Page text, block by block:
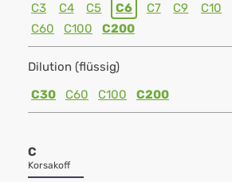
C3 C4 C5 C6 C7 C9 C10
C60
C100 C200
Dilution (flüssig)
C30
C60 C100 C200
C
Korsakoff